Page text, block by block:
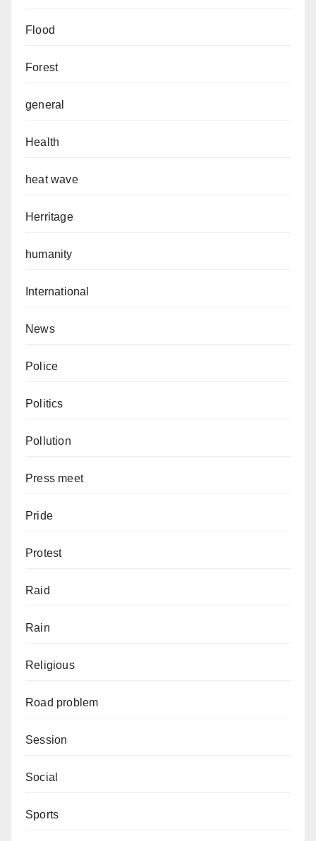
Flood
Forest
general
Health
heat wave
Herritage
humanity
International
News
Police
Politics
Pollution
Press meet
Pride
Protest
Raid
Rain
Religious
Road problem
Session
Social
Sports